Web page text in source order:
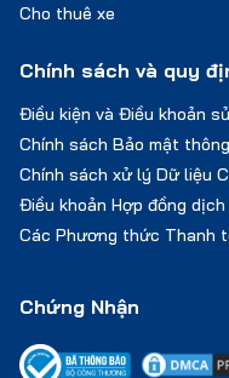
Chứng Nhận
Cho thuê xe
Chính sách và quy
Điều kiện và Điều khoản
Chính sách Bảo mật
Chính sách xử lý Dữ liệu
Điều khoản Hợp đồng dịch
Các Phương thức Thanh